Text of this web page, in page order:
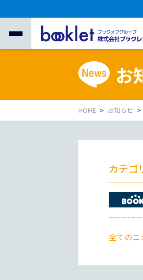
お
HOME お知らせ
カテゴ
全てのニ